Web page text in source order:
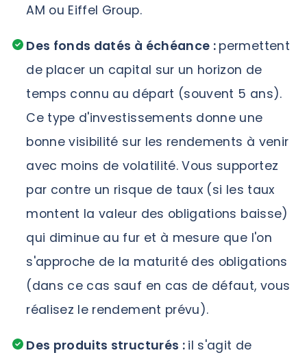
AM ou Eiffel Group.
Des fonds datés à échéance : permettent
de placer un capital sur un horizon de
temps connu au départ (souvent 5 ans).
Ce type d'investissements donne une
bonne visibilité sur les rendements à venir
avec moins de volatilité. Vous supportez
par contre un risque de taux (si les taux
montent la valeur des obligations baisse)
qui diminue au fur et à mesure que l'on
s'approche de la maturité des obligations
(dans ce cas sauf en cas de défaut, vous
réalisez le rendement prévu).
Des produits structurés : il s'agit de